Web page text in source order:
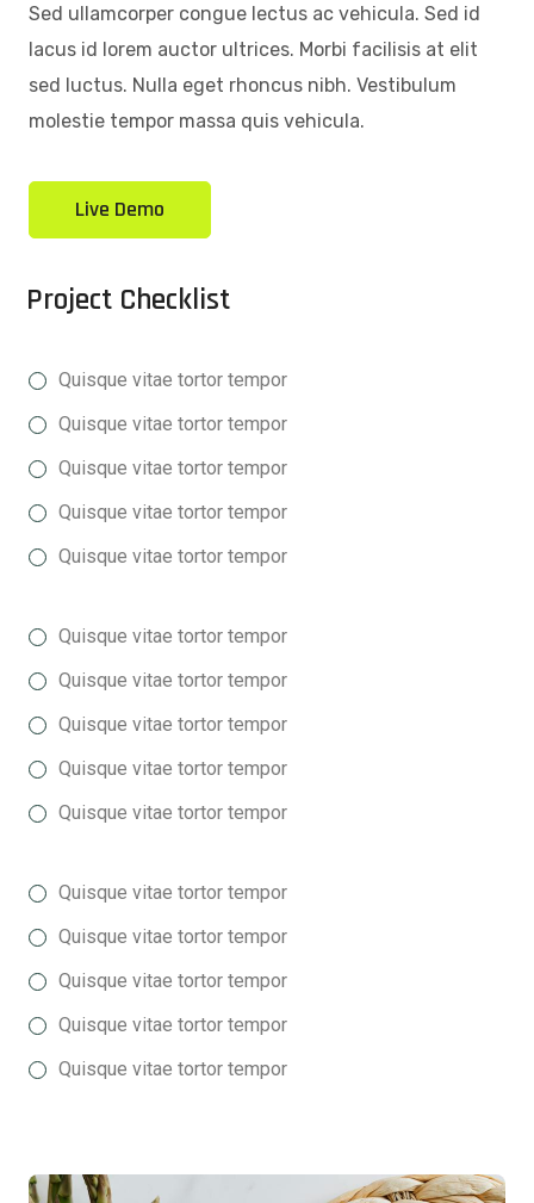
Sed ullamcorper congue lectus ac vehicula. Sed id
lacus id lorem auctor ultrices. Morbi facilisis at elit
sed luctus. Nulla eget rhoncus nibh. Vestibulum
molestie tempor massa quis vehicula.
Live Demo
Project Checklist
Quisque vitae tortor tempor
Quisque vitae tortor tempor
Quisque vitae tortor tempor
Quisque vitae tortor tempor
Quisque vitae tortor tempor
Quisque vitae tortor tempor
Quisque vitae tortor tempor
Quisque vitae tortor tempor
Quisque vitae tortor tempor
Quisque vitae tortor tempor
Quisque vitae tortor tempor
Quisque vitae tortor tempor
Quisque vitae tortor tempor
Quisque vitae tortor tempor
Quisque vitae tortor tempor